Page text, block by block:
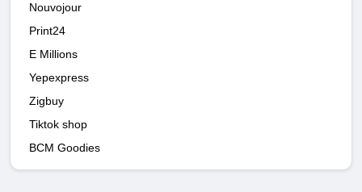
Nouvojour
Print24
E Millions
Yepexpress
Zigbuy
Tiktok shop
BCM Goodies